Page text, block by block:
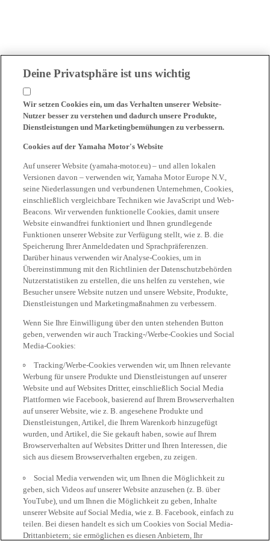
Deine Privatsphäre ist uns wichtig
Wir setzen Cookies ein, um das Verhalten unserer Website-
Nutzer besser zu verstehen und dadurch unsere Produkte,
Dienstleistungen und Marketingbemühungen zu verbessern.
Cookies auf der Yamaha Motor's Website
Auf unserer Website (yamaha-motor.eu) – und allen lokalen
Versionen davon – verwenden wir, Yamaha Motor Europe N.V.,
seine Niederlassungen und verbundenen Unternehmen, Cookies,
einschließlich vergleichbare Techniken wie JavaScript und Web-
Beacons. Wir verwenden funktionelle Cookies, damit unsere
Website einwandfrei funktioniert und Ihnen grundlegende
Funktionen unserer Website zur Verfügung stellt, wie z. B. die
Speicherung Ihrer Anmeldedaten und Sprachpräferenzen.
Darüber hinaus verwenden wir Analyse-Cookies, um in
Übereinstimmung mit den Richtlinien der Datenschutzbehörden
Nutzerstatistiken zu erstellen, die uns helfen zu verstehen, wie
Besucher unsere Website nutzen und unsere Website, Produkte,
Dienstleistungen und Marketingmaßnahmen zu verbessern.
Wenn Sie Ihre Einwilligung über den unten stehenden Button
geben, verwenden wir auch Tracking-/Werbe-Cookies und Social
Media-Cookies:
Tracking/Werbe-Cookies verwenden wir, um Ihnen relevante
Werbung für unsere Produkte und Dienstleistungen auf unserer
Website und auf Websites Dritter, einschließlich Social Media
Plattformen wie Facebook, basierend auf Ihrem Browserverhalten
auf unserer Website, wie z. B. angesehene Produkte und
Dienstleistungen, Artikel, die Ihrem Warenkorb hinzugefügt
wurden, und Artikel, die Sie gekauft haben, sowie auf Ihrem
Browserverhalten auf Websites Dritter und Ihren Interessen, die
sich aus diesem Browserverhalten ergeben, zu zeigen.
Social Media verwenden wir, um Ihnen die Möglichkeit zu
geben, sich Videos auf unserer Website anzusehen (z. B. über
YouTube), und um Ihnen die Möglichkeit zu geben, Inhalte
unserer Website auf Social Media, wie z. B. Facebook, einfach zu
teilen. Bei diesen handelt es sich um Cookies von Social Media-
Drittanbietern; sie ermöglichen es diesen Anbietern, Ihr